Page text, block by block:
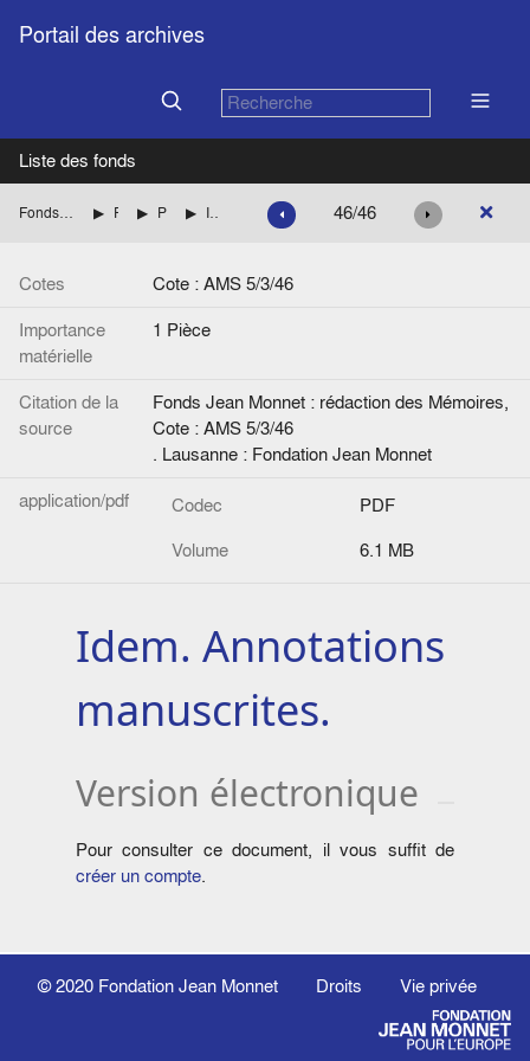
Portail des archives
Liste des fonds
Fonds Jean Monnet : rédaction des Mémoires Parution des mémoires Présentation des Mémoires Idem. Annotations manuscrites. 46/46
Cotes
Cote : AMS 5/3/46
Importance
matérielle
1 Pièce
Citation de la
source
Fonds Jean Monnet : rédaction des Mémoires,
Cote : AMS 5/3/46
. Lausanne : Fondation Jean Monnet
application/pdf
Codec
PDF
Volume
6.1 MB
Idem. Annotations
manuscrites.
Version électronique
Pour consulter ce document, il vous suffit de
créer un compte.
© 2020 Fondation Jean Monnet Droits Vie privée